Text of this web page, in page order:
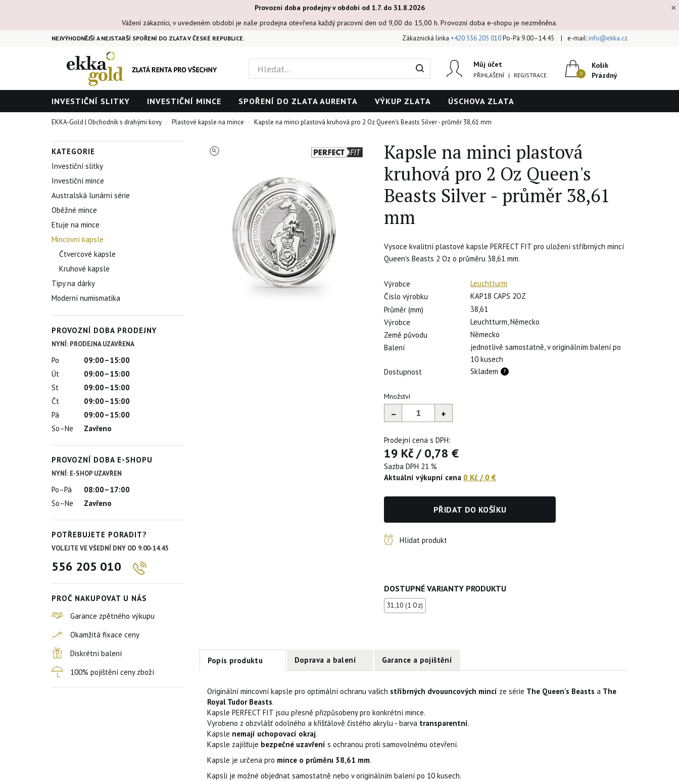
×
Provozní doba prodejny v období od 1.7. do 31.8.2026
Vážení zákazníci, v uvedeném období je naše prodejna otevřena každý pracovní den od 9,00 do 15,00 h. Provozní doba e-shopu je nezměněna.
NEJVÝHODNĚJŠÍ A NEJSTARŠÍ SPOŘENÍ DO ZLATA V ČESKÉ REPUBLICE. Zákaznická linka +420 556 205 010Po-Pá 9.00–14.45 e-mail:info@ekka.cz
Můj účet
PŘIHLÁŠENÍ | REGISTRACE
Košík
Prázdný
INVESTIČNÍ SLITKY INVESTIČNÍ MINCE SPOŘENÍ DO ZLATA AURENTA VÝKUP ZLATA ÚSCHOVA ZLATA
EKKA-Gold | Obchodník s drahými kovy Plastové kapsle na mince Kapsle na minci plastová kruhová pro 2 Oz Queen's Beasts Silver - průměr 38,61 mm
KATEGORIE
Investiční slitky
Investiční mince
Australská lunární série
Oběžné mince
Etuje na mince
Mincovní kapsle
Čtvercové kapsle
Kruhové kapsle
Tipy na dárky
Moderní numismatika
PROVOZNÍ DOBA PRODEJNY
NYNÍ: PRODEJNA UZAVŘENA
Po
09:00–15:00
Út
09:00–15:00
St
09:00–15:00
Čt
09:00–15:00
Pá
09:00–15:00
So–Ne
Zavřeno
PROVOZNÍ DOBA E-SHOPU
NYNÍ: E-SHOP UZAVŘEN
Po–Pá
08:00–17:00
So–Ne
Zavřeno
POTŘEBUJETE PORADIT?
VOLEJTE VE VŠEDNÍ DNY OD 9.00-14.45
556 205 010
PROČ NAKUPOVAT U NÁS
Garance zpětného výkupu
Okamžitá fixace ceny
Diskrétní balení
100% pojištění ceny zboží
Kapsle na minci plastová
kruhová pro 2 Oz Queen's
Beasts Silver - průměr 38,61
mm
Vysoce kvalitní plastové kapsle PERFECT FIT pro uložení stříbrných mincí
Queen's Beasts 2 Oz o průměru 38,61 mm.
Výrobce
Leuchtturm
Číslo výrobku
KAP18 CAPS 2OZ
Průměr (mm)
38,61
Výrobce
Leuchtturm, Německo
Země původu
Německo
Balení
jednotlivě samostatně, v originálním balení po
10 kusech
Dostupnost
Skladem
Množství
– +
Prodejní cena s DPH:
19 Kč/0,78 €
Sazba DPH 21 %
Aktuální výkupní cena 0 Kč / 0 €
PŘIDAT DO KOŠÍKU
Hlídat produkt
DOSTUPNÉ VARIANTY PRODUKTU
31,10 (1 Oz)
Popis produktu Doprava a balení Garance a pojištění
Originální mincovní kapsle pro optimální ochranu vašich stříbrných dvouuncových mincí ze série The Queen's Beasts a The
Royal Tudor Beasts.
Kapsle PERFECT FIT jsou přesně přizpůsobeny pro konkrétní mince.
Vyrobeno z obzvlášť odolného a křišťálově čistého akrylu - barva transparentní.
Kapsle nemají uchopovací okraj.
Kapsle zajišťuje bezpečné uzavření s ochranou proti samovolnému otevření.
Kapsle je určena pro mince o průměru 38,61 mm.
Kapsli je možné objednat samostatně nebo v originálním balení po 10 kusech.